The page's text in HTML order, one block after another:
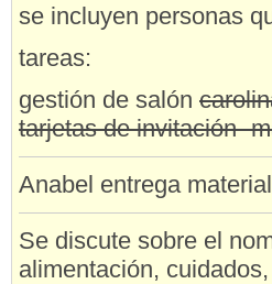
se incluyen personas
tareas:
gestión de salón
tarjetas de invitación -
Anabel entrega
Se discute sobre el
alimentación,